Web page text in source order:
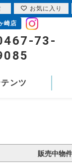
崎店
73-
ンツ
販売中物件
お気に入り